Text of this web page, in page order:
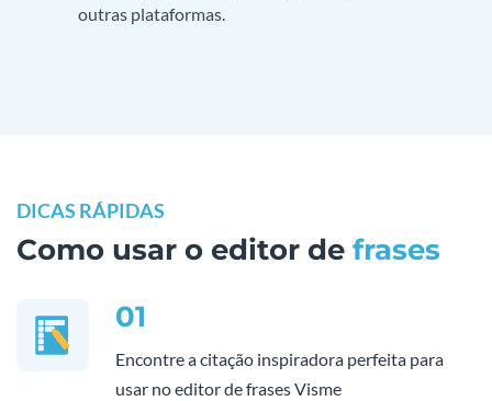
outras plataformas.
DICAS RÁPIDAS
Como usar o editor de frases
01
Encontre a citação inspiradora perfeita para
usar no editor de frases Visme